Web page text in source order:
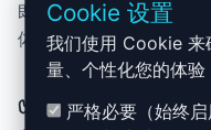
即可提升动力、扭矩并
体验且希望保持原厂可
✅ BMW X3 -
Cookie 设置
我们使用 Cookie 来
量、个性化您的体验
严格必要（始终启